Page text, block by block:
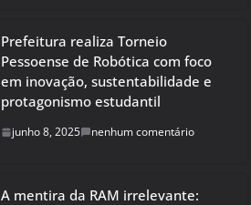
Prefeitura realiza Torneio
Pessoense de Robótica com foco
em inovação, sustentabilidade e
protagonismo estudantil
junho 8, 2025 nenhum comentário
A mentira da RAM irrelevante: